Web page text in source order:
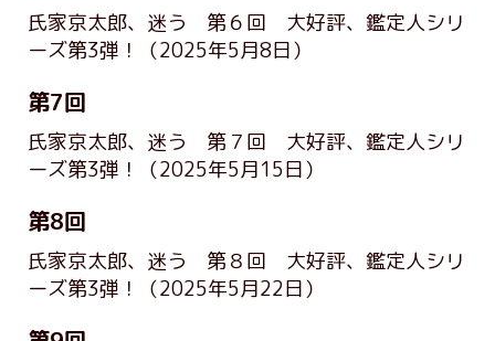
氏家京太郎、迷う 第６回 大好評、鑑定人シリ
ーズ第3弾！
（2025年5月8日）
第7回
氏家京太郎、迷う 第７回 大好評、鑑定人シリ
ーズ第3弾！
（2025年5月15日）
第8回
氏家京太郎、迷う 第８回 大好評、鑑定人シリ
ーズ第3弾！
（2025年5月22日）